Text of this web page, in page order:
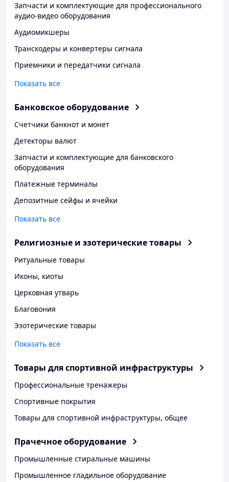
Запчасти и комплектующие для профессионального
аудио-видео оборудования
Аудиомикшеры
Транскодеры и конвертеры сигнала
Приемники и передатчики сигнала
Показать все
Банковское оборудование
Счетчики банкнот и монет
Детекторы валют
Запчасти и комплектующие для банковского
оборудования
Платежные терминалы
Депозитные сейфы и ячейки
Показать все
Религиозные и эзотерические товары
Ритуальные товары
Иконы, киоты
Церковная утварь
Благовония
Эзотерические товары
Показать все
Товары для спортивной инфраструктуры
Профессиональные тренажеры
Спортивные покрытия
Товары для спортивной инфраструктуры, общее
Прачечное оборудование
Промышленные стиральные машины
Промышленное гладильное оборудование